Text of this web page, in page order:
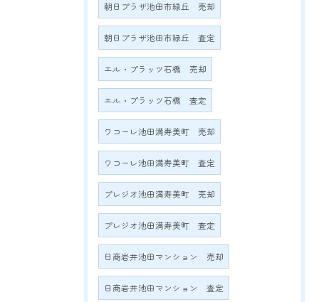
朝日プラザ池田市緑丘 売却
朝日プラザ池田市緑丘 査定
エル・プラッツ石橋 売却
エル・プラッツ石橋 査定
ワコーレ池田満寿美町 売却
ワコーレ池田満寿美町 査定
プレジオ池田満寿美町 売却
プレジオ池田満寿美町 査定
日商岩井池田マンション 売却
日商岩井池田マンション 査定